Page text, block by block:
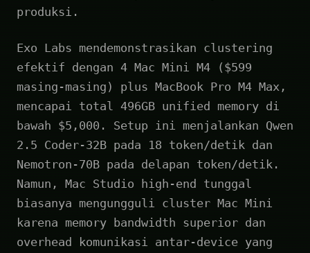
produksi.
Exo Labs mendemonstrasikan clustering
efektif dengan 4 Mac Mini M4 ($599
masing-masing) plus MacBook Pro M4 Max,
mencapai total 496GB unified memory di
bawah $5,000. Setup ini menjalankan Qwen
2.5 Coder-32B pada 18 token/detik dan
Nemotron-70B pada delapan token/detik.
Namun, Mac Studio high-end tunggal
biasanya mengungguli cluster Mac Mini
karena memory bandwidth superior dan
overhead komunikasi antar-device yang